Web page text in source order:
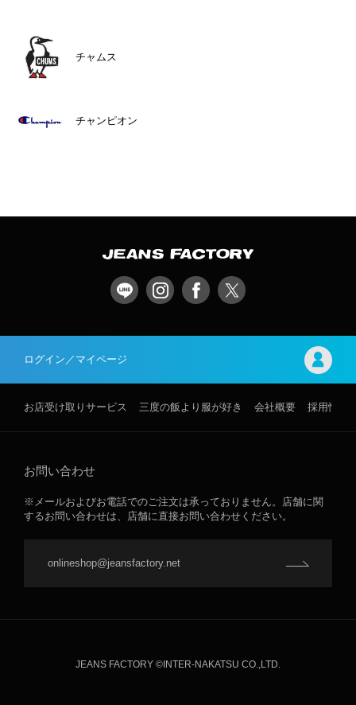
チャムス
チャンピオン
ログイン／マイページ
お店受け取りサービス 三度の飯より服が好き 会社概要 採用情報
お問い合わせ
※メールおよびお電話でのご注文は承っておりません。店舗に関
するお問い合わせは、店舗に直接お問い合わせください。
onlineshop@jeansfactory.net
JEANS FACTORY ©INTER-NAKATSU CO.,LTD.